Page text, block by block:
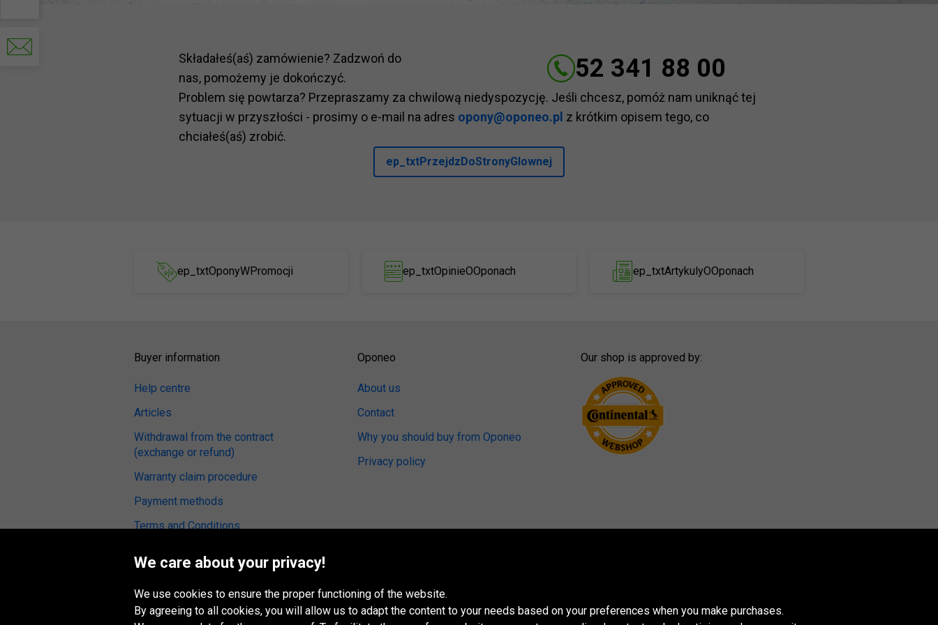
Składałeś(aś) zamówienie? Zadzwoń do
nas, pomożemy je dokończyć.
52 341 88 00
Problem się powtarza? Przepraszamy za chwilową niedyspozycję. Jeśli chcesz, pomóż nam uniknąć tej
sytuacji w przyszłości - prosimy o e-mail na adres opony@oponeo.pl z krótkim opisem tego, co
chciałeś(aś) zrobić.
ep_txtPrzejdzDoStronyGlownej
ep_txtOponyWPromocji ep_txtOpinieOOponach ep_txtArtykulyOOponach
Buyer information
Help centre
Articles
Withdrawal from the contract
(exchange or refund)
Warranty claim procedure
Payment methods
Terms and Conditions
Digital Accessibility
Oponeo
About us
Contact
Why you should buy from Oponeo
Privacy policy
Our shop is approved by:
We care about your privacy!
We use cookies to ensure the proper functioning of the website.
By agreeing to all cookies, you will allow us to adapt the content to your needs based on your preferences when you make purchases.